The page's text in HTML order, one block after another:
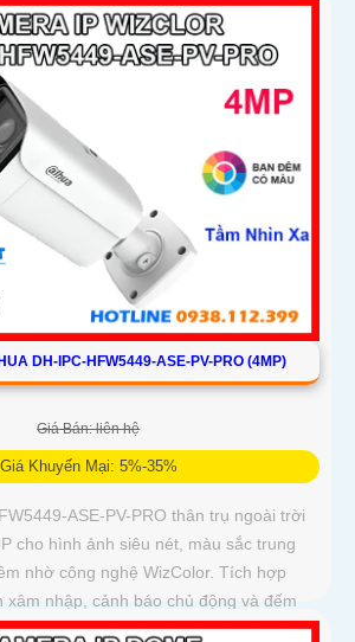
ảnh siêu nét 4K nhờ cảm biến CMOS 1/1
DH-IPC-HFW5449-ASE-PV-PRO (4MP)
Giá Bán: liên hệ
Giá Khuyến Mại: 5%-35%
ASE-PV-PRO thân trụ ngoài trời
cho hình ảnh siêu nét, màu sắc trung
nhờ công nghệ WizColor. Tích hợp
xâm nhập, cảnh báo chủ động và đếm
đảm bảo an ninh toàn diện cho